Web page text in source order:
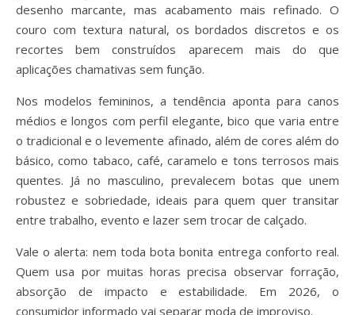
desenho marcante, mas acabamento mais refinado. O
couro com textura natural, os bordados discretos e os
recortes bem construídos aparecem mais do que
aplicações chamativas sem função.
Nos modelos femininos, a tendência aponta para canos
médios e longos com perfil elegante, bico que varia entre
o tradicional e o levemente afinado, além de cores além do
básico, como tabaco, café, caramelo e tons terrosos mais
quentes. Já no masculino, prevalecem botas que unem
robustez e sobriedade, ideais para quem quer transitar
entre trabalho, evento e lazer sem trocar de calçado.
Vale o alerta: nem toda bota bonita entrega conforto real.
Quem usa por muitas horas precisa observar forração,
absorção de impacto e estabilidade. Em 2026, o
consumidor informado vai separar moda de improviso.